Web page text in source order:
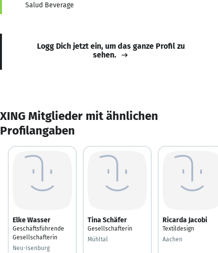
Salud Beverage
Logg Dich jetzt ein, um das ganze Profil zu
sehen.
XING Mitglieder mit ähnlichen
Profilangaben
Elke Wasser
Geschäftsführende
Gesellschafterin
Neu-Isenburg
Tina Schäfer
Gesellschafterin
Mühltal
Ricarda Jacobi
Textildesign
Aachen